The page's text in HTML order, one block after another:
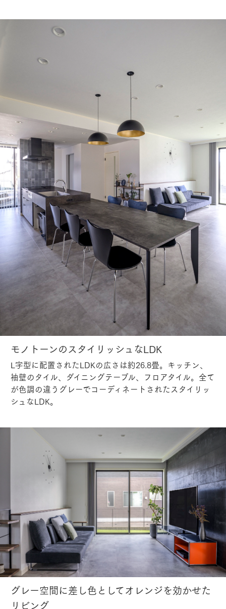
モノトーンのスタイリッシュなLDK
L字型に配置されたLDKの広さは約26.8畳。キッチン、
袖壁のタイル、ダイニングテーブル、フロアタイル。全て
が色調の違うグレーでコーディネートされたスタイリッ
シュなLDK。
グレー空間に差し色としてオレンジを効かせた
リビング